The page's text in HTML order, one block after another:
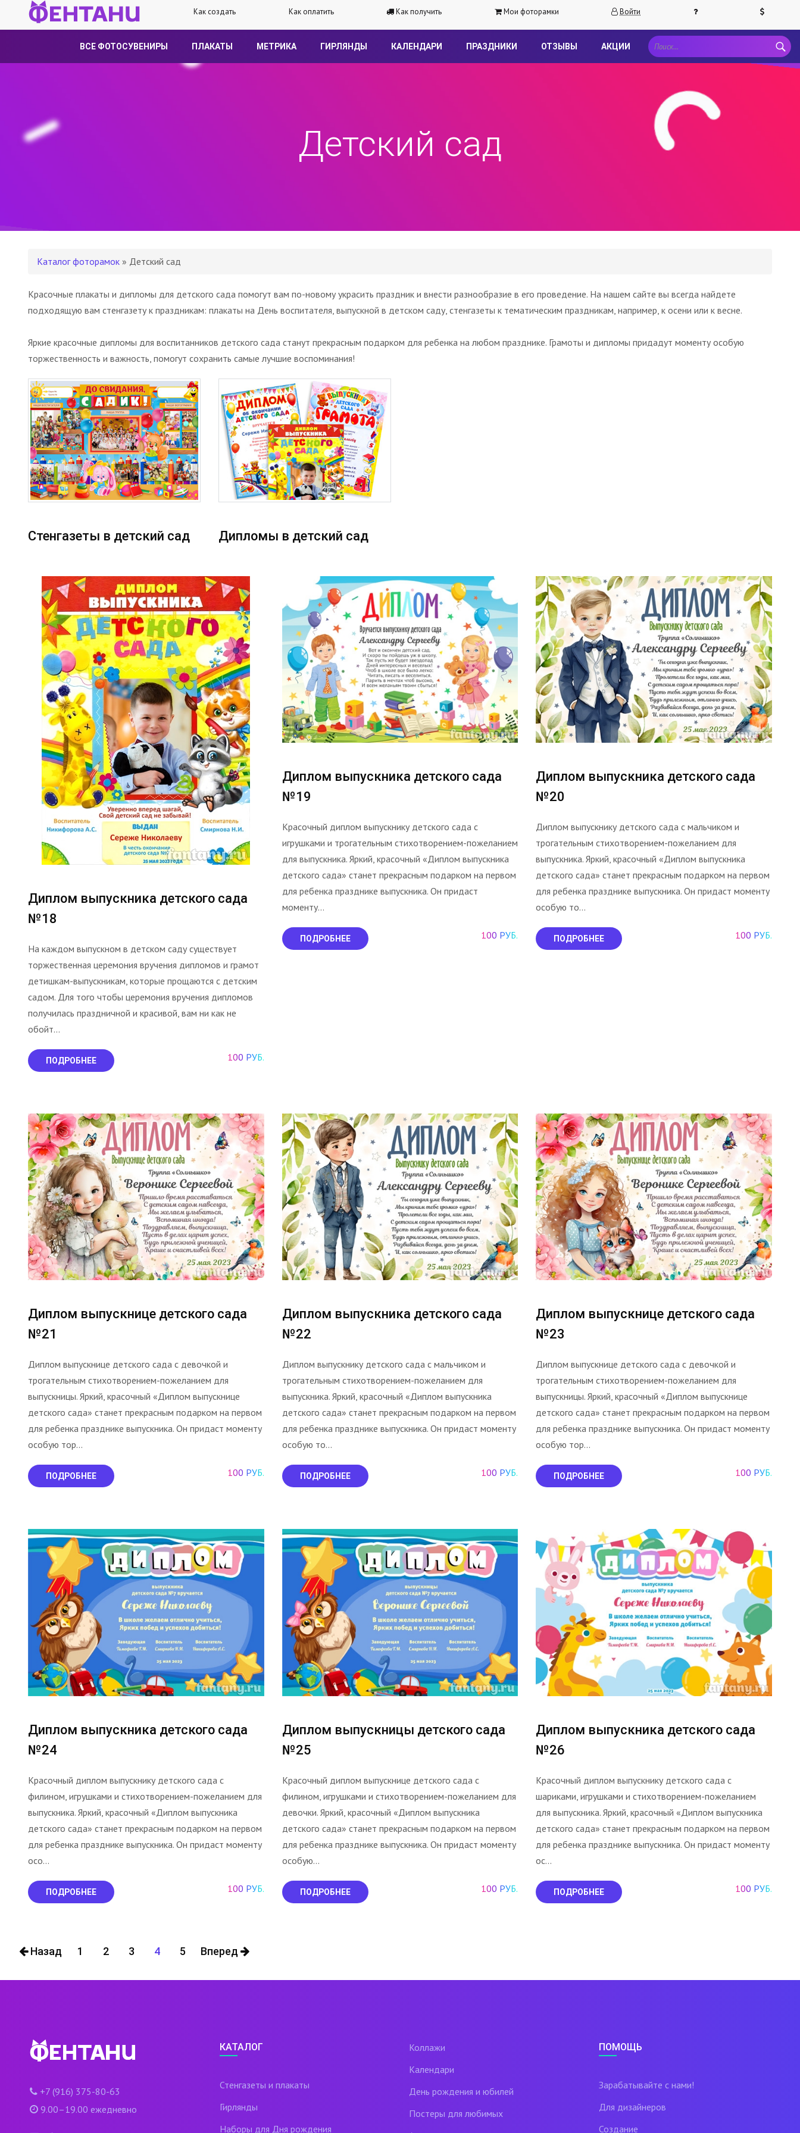
Как создать Как оплатить Как получить Мои фоторамки Войти
ВСЕ ФОТОСУВЕНИРЫ ПЛАКАТЫ МЕТРИКА ГИРЛЯНДЫ КАЛЕНДАРИ ПРАЗДНИКИ ОТЗЫВЫ АКЦИИ
Детский сад
Каталог фоторамок » Детский сад
Красочные плакаты и дипломы для детского сада помогут вам по-новому украсить праздник и внести разнообразие в его проведение. На нашем сайте вы всегда найдете
подходящую вам стенгазету к праздникам: плакаты на День воспитателя, выпускной в детском саду, стенгазеты к тематическим праздникам, например, к осени или к весне.
Яркие красочные дипломы для воспитанников детского сада станут прекрасным подарком для ребенка на любом празднике. Грамоты и дипломы придадут моменту особую
торжественность и важность, помогут сохранить самые лучшие воспоминания!
Стенгазеты в детский сад Дипломы в детский сад
Диплом выпускника детского сада
№18
На каждом выпускном в детском саду существует
торжественная церемония вручения дипломов и грамот
детишкам-выпускникам, которые прощаются с детским
садом. Для того чтобы церемония вручения дипломов
получилась праздничной и красивой, вам ни как не
обойт...
ПОДРОБНЕЕ 100 РУБ.
Диплом выпускника детского сада
№19
Красочный диплом выпускнику детского сада с
игрушками и трогательным стихотворением-пожеланием
для выпускника. Яркий, красочный «Диплом выпускника
детского сада» станет прекрасным подарком на первом
для ребенка празднике выпускника. Он придаст
моменту...
ПОДРОБНЕЕ 100 РУБ.
Диплом выпускника детского сада
№20
Диплом выпускнику детского сада с мальчиком и
трогательным стихотворением-пожеланием для
выпускника. Яркий, красочный «Диплом выпускника
детского сада» станет прекрасным подарком на первом
для ребенка празднике выпускника. Он придаст моменту
особую то...
ПОДРОБНЕЕ 100 РУБ.
Диплом выпускнице детского сада
№21
Диплом выпускнице детского сада с девочкой и
трогательным стихотворением-пожеланием для
выпускницы. Яркий, красочный «Диплом выпускнице
детского сада» станет прекрасным подарком на первом
для ребенка празднике выпускника. Он придаст моменту
особую тор...
ПОДРОБНЕЕ 100 РУБ.
Диплом выпускника детского сада
№22
Диплом выпускнику детского сада с мальчиком и
трогательным стихотворением-пожеланием для
выпускника. Яркий, красочный «Диплом выпускника
детского сада» станет прекрасным подарком на первом
для ребенка празднике выпускника. Он придаст моменту
особую то...
ПОДРОБНЕЕ 100 РУБ.
Диплом выпускнице детского сада
№23
Диплом выпускнице детского сада с девочкой и
трогательным стихотворением-пожеланием для
выпускницы. Яркий, красочный «Диплом выпускнице
детского сада» станет прекрасным подарком на первом
для ребенка празднике выпускника. Он придаст моменту
особую тор...
ПОДРОБНЕЕ 100 РУБ.
Диплом выпускника детского сада
№24
Красочный диплом выпускнику детского сада с
филином, игрушками и стихотворением-пожеланием для
выпускника. Яркий, красочный «Диплом выпускника
детского сада» станет прекрасным подарком на первом
для ребенка празднике выпускника. Он придаст моменту
осо...
ПОДРОБНЕЕ 100 РУБ.
Диплом выпускницы детского сада
№25
Красочный диплом выпускнице детского сада с
филином, игрушками и стихотворением-пожеланием для
девочки. Яркий, красочный «Диплом выпускника
детского сада» станет прекрасным подарком на первом
для ребенка празднике выпускника. Он придаст моменту
особую...
ПОДРОБНЕЕ 100 РУБ.
Диплом выпускника детского сада
№26
Красочный диплом выпускнику детского сада с
шариками, игрушками и стихотворением-пожеланием
для выпускника. Яркий, красочный «Диплом выпускника
детского сада» станет прекрасным подарком на первом
для ребенка празднике выпускника. Он придаст моменту
ос...
ПОДРОБНЕЕ 100 РУБ.
Назад 1 2 3 4 5 Вперед
+7 (916) 375-80-63
9.00–19.00 ежедневно
КАТАЛОГ
Стенгазеты и плакаты
Гирлянды
Наборы для Дня рождения
Коллажи
Календари
День рождения и юбилей
Постеры для любимых
ПОМОЩЬ
Зарабатывайте с нами!
Для дизайнеров
Создание